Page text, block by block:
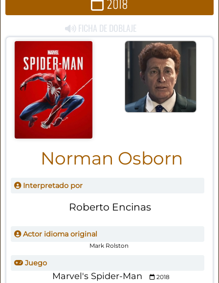
FICHA DE DOBLAJE
Norman Osborn
Interpretado por
Roberto Encinas
Actor idioma original
Mark Rolston
Juego
Marvel's Spider-Man 2018